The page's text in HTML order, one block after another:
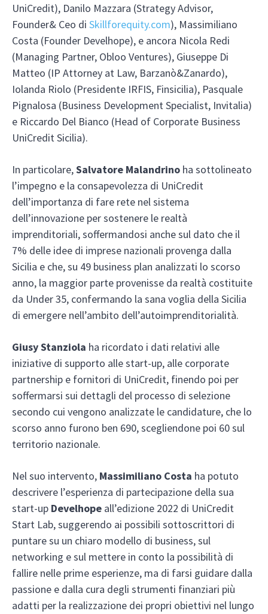
UniCredit), Danilo Mazzara (Strategy Advisor,
Founder& Ceo di Skillforequity.com), Massimiliano
Costa (Founder Develhope), e ancora Nicola Redi
(Managing Partner, Obloo Ventures), Giuseppe Di
Matteo (IP Attorney at Law, Barzanò&Zanardo),
Iolanda Riolo (Presidente IRFIS, Finsicilia), Pasquale
Pignalosa (Business Development Specialist, Invitalia)
e Riccardo Del Bianco (Head of Corporate Business
UniCredit Sicilia).
In particolare,Salvatore Malandrino ha sottolineato
l’impegno e la consapevolezza di UniCredit
dell’importanza di fare rete nel sistema
dell’innovazione per sostenere le realtà
imprenditoriali, soffermandosi anche sul dato che il
7% delle idee di imprese nazionali provenga dalla
Sicilia e che, su 49 business plan analizzati lo scorso
anno, la maggior parte provenisse da realtà costituite
da Under 35, confermando la sana voglia della Sicilia
di emergere nell’ambito dell’autoimprenditorialità.
Giusy Stanziola ha ricordato i dati relativi alle
iniziative di supporto alle start-up, alle corporate
partnership e fornitori di UniCredit, finendo poi per
soffermarsi sui dettagli del processo di selezione
secondo cui vengono analizzate le candidature, che lo
scorso anno furono ben 690, scegliendone poi 60 sul
territorio nazionale.
Nel suo intervento, Massimiliano Costa ha potuto
descrivere l’esperienza di partecipazione della sua
start-up Develhope all’edizione 2022 di UniCredit
Start Lab, suggerendo ai possibili sottoscrittori di
puntare su un chiaro modello di business, sul
networking e sul mettere in conto la possibilità di
fallire nelle prime esperienze, ma di farsi guidare dalla
passione e dalla cura degli strumenti finanziari più
adatti per la realizzazione dei propri obiettivi nel lungo